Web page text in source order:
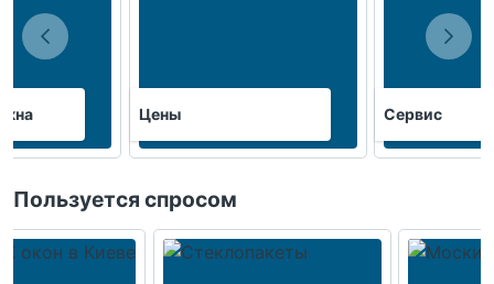
Цены Сервис
Пользуется спросом